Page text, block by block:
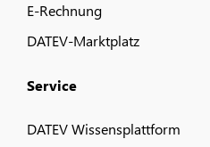
E-Rechnung
DATEV-Marktplatz
Service
DATEV Wissensplattform